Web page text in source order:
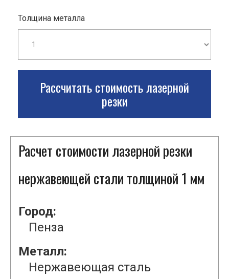
Толщина металла
Рассчитать стоимость лазерной
резки
Расчет стоимости лазерной резки
нержавеющей стали толщиной 1 мм
Город:
Пенза
Металл:
Нержавеющая сталь